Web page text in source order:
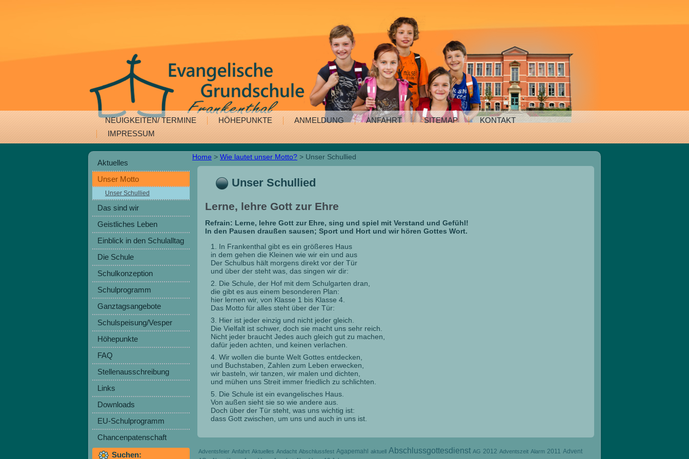
NEUIGKEITEN/ TERMINE HÖHEPUNKTE ANMELDUNG ANFAHRT SITEMAP
KONTAKT
IMPRESSUM
Aktuelles
Unser Motto
Unser Schullied
Das sind wir
Geistliches Leben
Einblick in den Schulalltag
Die Schule
Schulkonzeption
Schulprogramm
Ganztagsangebote
Schulspeisung/Vesper
Höhepunkte
FAQ
Stellenausschreibung
Links
Downloads
EU-Schulprogramm
Chancenpatenschaft
Suchen:
Home > Wie lautet unser Motto? > Unser Schullied
Unser Schullied
Lerne, lehre Gott zur Ehre
Refrain: Lerne, lehre Gott zur Ehre, sing und spiel mit Verstand und Gefühl!
In den Pausen draußen sausen; Sport und Hort und wir hören Gottes Wort.
In Frankenthal gibt es ein größeres Haus
in dem gehen die Kleinen wie wir ein und aus
Der Schulbus hält morgens direkt vor der Tür
und über der steht was, das singen wir dir:
Die Schule, der Hof mit dem Schulgarten dran,
die gibt es aus einem besonderen Plan:
hier lernen wir, von Klasse 1 bis Klasse 4.
Das Motto für alles steht über der Tür:
Hier ist jeder einzig und nicht jeder gleich.
Die Vielfalt ist schwer, doch sie macht uns sehr reich.
Nicht jeder braucht Jedes auch gleich gut zu machen,
dafür jeden achten, und keinen verlachen.
Wir wollen die bunte Welt Gottes entdecken,
und Buchstaben, Zahlen zum Leben erwecken,
wir basteln, wir tanzen, wir malen und dichten,
und mühen uns Streit immer friedlich zu schlichten.
Die Schule ist ein evangelisches Haus.
Von außen sieht sie so wie andere aus.
Doch über der Tür steht, was uns wichtig ist:
dass Gott zwischen, um uns und auch in uns ist.
Adventsfeier Anfahrt Aktuelles Andacht Abschlussfest Agapemahl aktuell Abschlussgottesdienst AG 2012 Adventszeit Alarm 2011 Advent